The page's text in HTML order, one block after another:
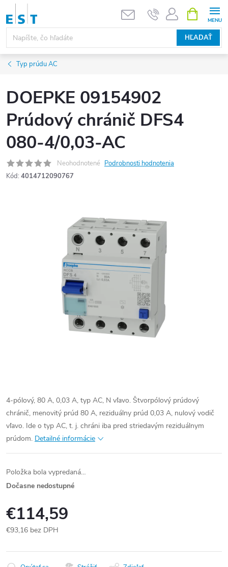
Prejsť
obsah
HĽADAŤ
KOŠÍK
Typ prúdu AC
DOEPKE 09154902
Prúdový chránič DFS4
080-4/0,03-AC
Neohodnotené Podrobnosti hodnotenia
Kód: 4014712090767
4-pólový, 80 A, 0,03 A, typ AC, N vľavo. Štvorpólový prúdový
chránič, menovitý prúd 80 A, reziduálny prúd 0,03 A, nulový vodič
vľavo. Ide o typ AC, t. j. chráni iba pred striedavým reziduálnym
prúdom. Detailné informácie
Položka bola vypredaná…
Dočasne nedostupné
€114,59
€93,16 bez DPH
cena: